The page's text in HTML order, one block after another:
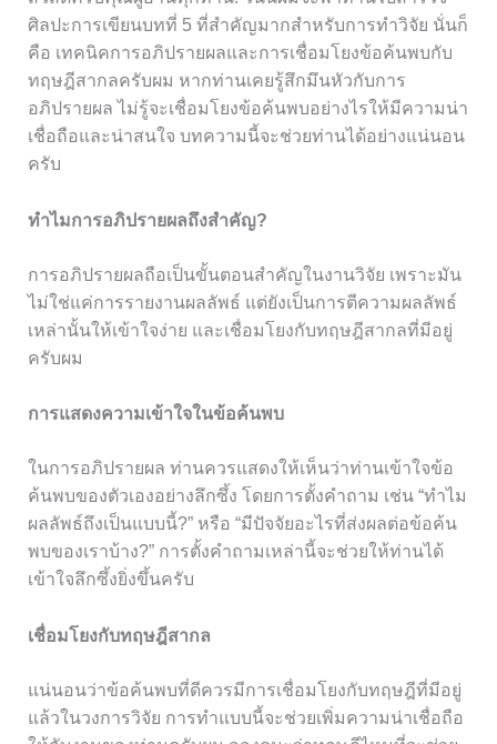
ศิลปะการเขียนบทที่ 5 ที่สำคัญมากสำหรับการทำวิจัย นั่นก็
คือ เทคนิคการอภิปรายผลและการเชื่อมโยงข้อค้นพบกับ
ทฤษฎีสากลครับผม หากท่านเคยรู้สึกมึนหัวกับการ
อภิปรายผล ไม่รู้จะเชื่อมโยงข้อค้นพบอย่างไรให้มีความน่า
เชื่อถือและน่าสนใจ บทความนี้จะช่วยท่านได้อย่างแน่นอน
ครับ
ทำไมการอภิปรายผลถึงสำคัญ?
การอภิปรายผลถือเป็นขั้นตอนสำคัญในงานวิจัย เพราะมัน
ไม่ใช่แค่การรายงานผลลัพธ์ แต่ยังเป็นการตีความผลลัพธ์
เหล่านั้นให้เข้าใจง่าย และเชื่อมโยงกับทฤษฎีสากลที่มีอยู่
ครับผม
การแสดงความเข้าใจในข้อค้นพบ
ในการอภิปรายผล ท่านควรแสดงให้เห็นว่าท่านเข้าใจข้อ
ค้นพบของตัวเองอย่างลึกซึ้ง โดยการตั้งคำถาม เช่น “ทำไม
ผลลัพธ์ถึงเป็นแบบนี้?” หรือ “มีปัจจัยอะไรที่ส่งผลต่อข้อค้น
พบของเราบ้าง?” การตั้งคำถามเหล่านี้จะช่วยให้ท่านได้
เข้าใจลึกซึ้งยิ่งขึ้นครับ
เชื่อมโยงกับทฤษฎีสากล
แน่นอนว่าข้อค้นพบที่ดีควรมีการเชื่อมโยงกับทฤษฎีที่มีอยู่
แล้วในวงการวิจัย การทำแบบนี้จะช่วยเพิ่มความน่าเชื่อถือ